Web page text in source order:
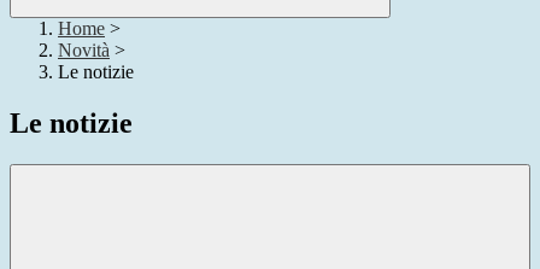
Home >
Novità >
Le notizie
Le notizie